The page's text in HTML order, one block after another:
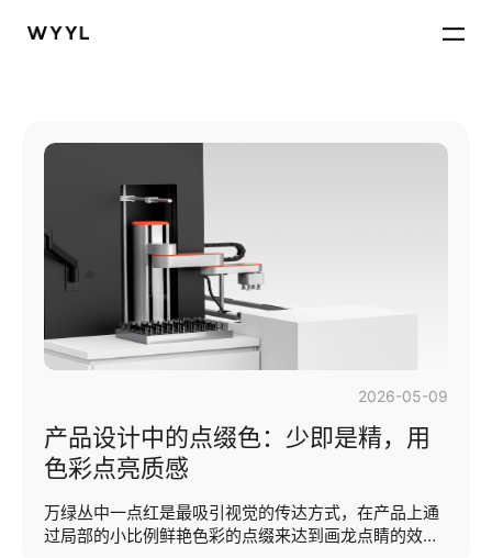
2026-05-09
产品设计中的点缀色：少即是精，用
色彩点亮质感
万绿丛中一点红是最吸引视觉的传达方式，在产品上通
过局部的小比例鲜艳色彩的点缀来达到画龙点睛的效